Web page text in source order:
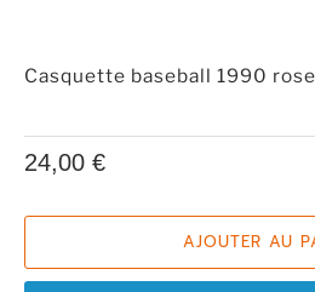
Casquette baseball 1990 rose
24,00 €
AJOUTER AU